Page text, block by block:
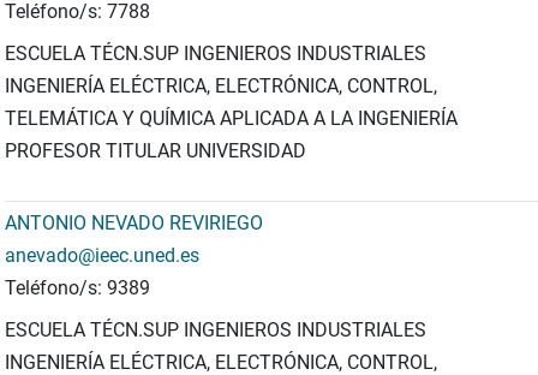
Teléfono/s: 7788
ESCUELA TÉCN.SUP INGENIEROS INDUSTRIALES
INGENIERÍA ELÉCTRICA, ELECTRÓNICA, CONTROL,
TELEMÁTICA Y QUÍMICA APLICADA A LA INGENIERÍA
PROFESOR TITULAR UNIVERSIDAD
ANTONIO NEVADO REVIRIEGO
anevado@ieec.uned.es
Teléfono/s: 9389
ESCUELA TÉCN.SUP INGENIEROS INDUSTRIALES
INGENIERÍA ELÉCTRICA, ELECTRÓNICA, CONTROL,